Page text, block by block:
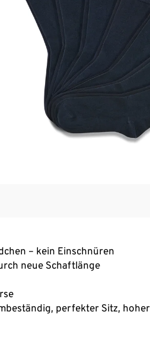
– kein Einschnüren
neue Schaftlänge
perfekter Sitz,